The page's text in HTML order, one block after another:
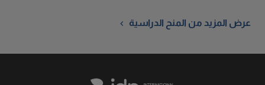
عرض المزيد من المنح الدراسية